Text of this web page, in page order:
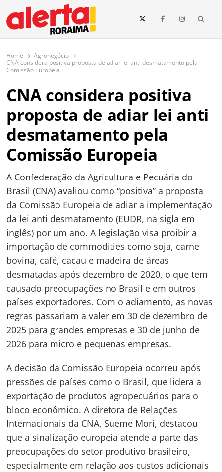
conteúdo
O maior portal de notícias de Roraima
O Alerta Roraima é seu portal de notícias completo sobre política,
e todo o estado de Roraima. Fique sempre informado com
atualizações em tempo real!
Home
Agronegócio
CNA considera positiva proposta de adiar lei anti desmatamento pela
Comissão Europeia
CNA considera positiva
proposta de adiar lei anti
desmatamento pela
Comissão Europeia
A Confederação da Agricultura e Pecuária do
Brasil (CNA) avaliou como “positiva” a proposta
da Comissão Europeia de adiar a implementação
da lei anti desmatamento (EUDR, na sigla em
inglês) por um ano. A legislação visa proibir a
importação de commodities como soja, carne
bovina, café, cacau e madeira de áreas
desmatadas após dezembro de 2020, o que tem
causado preocupações no Brasil e em outros
países exportadores. Com o adiamento, as novas
regras passariam a valer em 30 de dezembro de
2025 para grandes empresas e 30 de junho de
2026 para micro e pequenas empresas.
A decisão da Comissão Europeia ocorreu após
pressões de países como o Brasil, que lidera a
exportação de produtos agropecuários para o
bloco econômico. A diretora de Relações
Internacionais da CNA, Sueme Mori, destacou
que a sinalização europeia atende a parte das
preocupações do setor produtivo brasileiro,
especialmente em relação aos custos adicionais